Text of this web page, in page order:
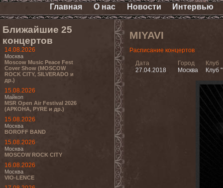
Главная О нас Новости Интервью
Ближайшие 25
концертов
14.08.2026
Москва
Moscow Music Peace Fest
Cover Show (MOSCOW
ROCK CITY, SILVERADO и
др.)
15.08.2026
Майкоп
MSR Open Air Festival 2026
(АРКОНА, PYRE и др.)
15.08.2026
Москва
BOROFF BAND
15.08.2026
Москва
MOSCOW ROCK CITY
16.08.2026
Москва
VIO-LENCE
MIYAVI
Расписание концертов
Дата
27.04.2018
Город
Москва
Клуб
Клуб